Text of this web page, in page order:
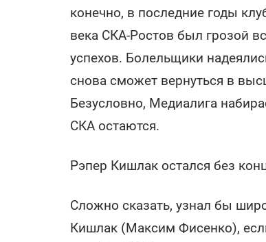
конечно, в последние годы
века СКА-Ростов был грозой
успехов. Болельщики
снова сможет вернуться в
Безусловно, Медиалига
СКА остаются.
Рэпер Кишлак остался без
Сложно сказать, узнал бы
Кишлак (Максим Фисенко),